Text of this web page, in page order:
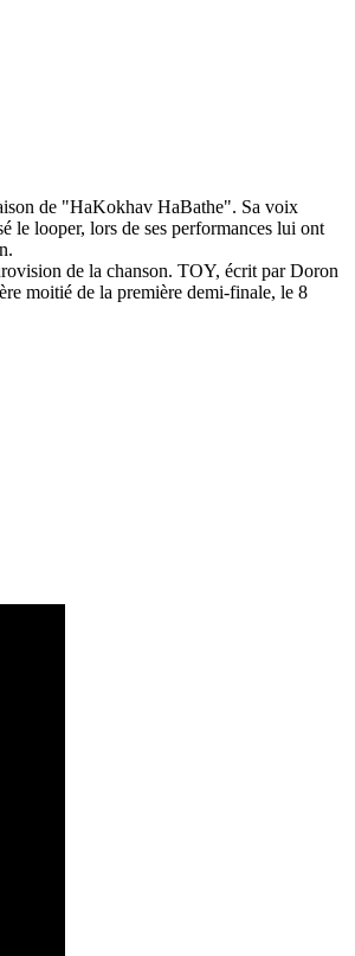
de "HaKokhav HaBathe". Sa voix
le looper, lors de ses performances lui ont
de la chanson. TOY, écrit par Doron
moitié de la première demi-finale, le 8